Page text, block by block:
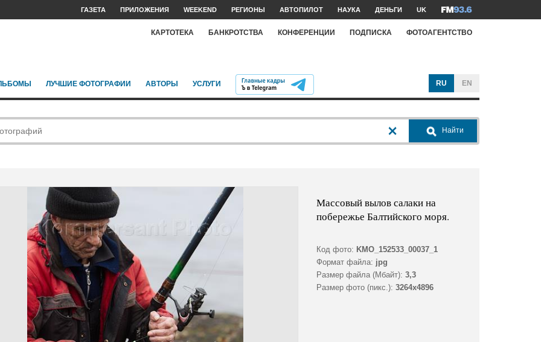
ГАЗЕТА ПРИЛОЖЕНИЯ WEEKEND РЕГИОНЫ АВТОПИЛОТ НАУКА ДЕНЬГИ UK
КАРТОТЕКА БАНКРОТСТВА КОНФЕРЕНЦИИ ПОДПИСКА ФОТОАГЕНТСТВО
ЛУЧШИЕ ФОТОГРАФИИ АВТОРЫ УСЛУГИ RU EN
Найти
Массовый вылов салаки на
побережье Балтийского моря.
Код фото: KMO_152533_00037_1
Формат файла: jpg
Размер файла (Мбайт): 3,3
Размер фото (пикс.): 3264x4896